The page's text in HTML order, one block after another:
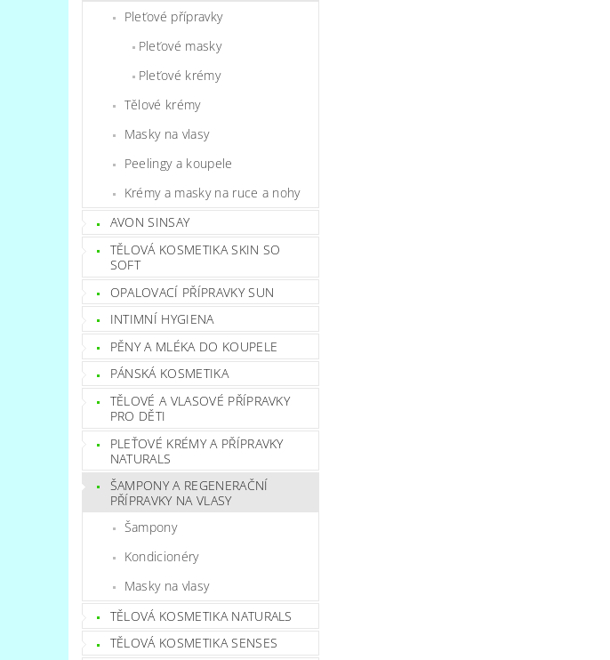
Pleťové přípravky
Pleťové masky
Pleťové krémy
Tělové krémy
Masky na vlasy
Peelingy a koupele
Krémy a masky na ruce a nohy
AVON SINSAY
TĚLOVÁ KOSMETIKA SKIN SO
SOFT
OPALOVACÍ PŘÍPRAVKY SUN
INTIMNÍ HYGIENA
PĚNY A MLÉKA DO KOUPELE
PÁNSKÁ KOSMETIKA
TĚLOVÉ A VLASOVÉ PŘÍPRAVKY
PRO DĚTI
PLEŤOVÉ KRÉMY A PŘÍPRAVKY
NATURALS
ŠAMPONY A REGENERAČNÍ
PŘÍPRAVKY NA VLASY
Šampony
Kondicionéry
Masky na vlasy
TĚLOVÁ KOSMETIKA NATURALS
TĚLOVÁ KOSMETIKA SENSES